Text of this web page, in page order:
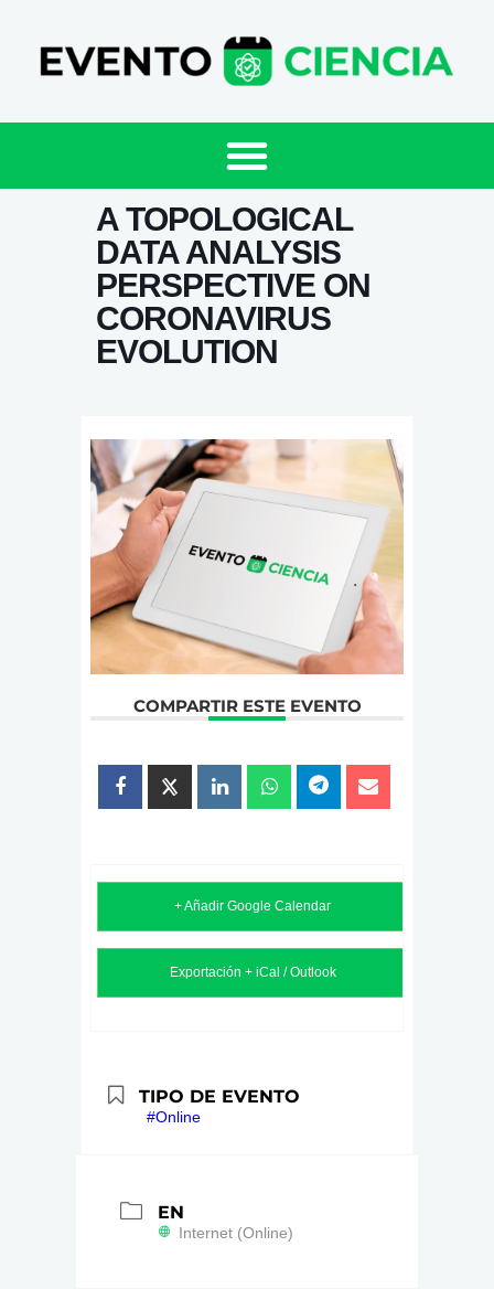
A TOPOLOGICAL
DATA ANALYSIS
PERSPECTIVE ON
CORONAVIRUS
EVOLUTION
COMPARTIR ESTE EVENTO
+ Añadir Google Calendar
Exportación + iCal / Outlook
TIPO DE EVENTO
#Online
EN
Internet (Online)